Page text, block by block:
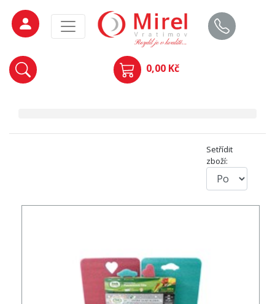
0,00 Kč
Setřídit
zboží: